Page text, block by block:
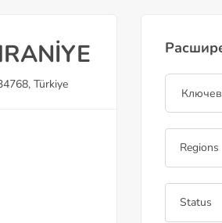
Türkiye
Regions
Status